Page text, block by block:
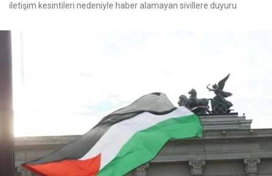
iletişim kesintileri nedeniyle haber alamayan sivillere duyuru